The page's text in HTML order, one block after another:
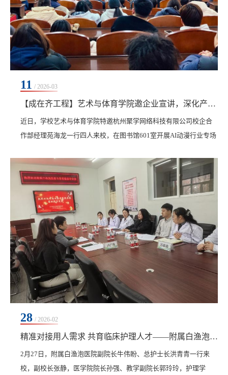
11 / 2026-03
【成在齐工程】艺术与体育学院邀企业宣讲，深化产教融合培养数字创意人才
​近日，学校艺术与体育学院特邀杭州聚学网络科技有限公司校企合
作部经理苑海龙一行四人来校，在图书馆601室开展AI动漫行业专场
持，150余名视觉与动画专业学生到场参会。宣讲会上，苑海龙结合
行业深耕经验，围绕AI动漫发展现状、核心技术、应用场景及未来
前景进行全面分享，并结合最新行业数据解读市场潜力与就业机
遇。同时，重点解析了AI漫剧制作相关岗位需求、企业...
28 / 2026-02
精准对接用人需求 共育临床护理人才——附属白渔泡医院来校洽谈“校外课堂”合作
2月27日，附属白渔泡医院副院长牛伟盼、总护士长洪青青一行来
校，副校长张静，医学院院长孙强、教学副院长郭玲玲，护理学